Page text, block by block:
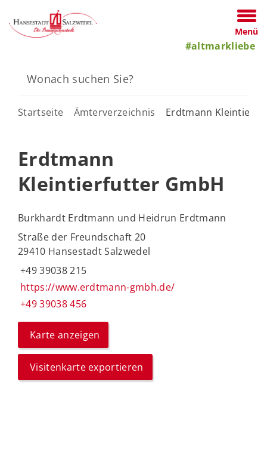
Menü
#altmarkliebe
Startseite Ämterverzeichnis Erdtmann
Erdtmann
Kleintierfutter GmbH
Burkhardt Erdtmann und Heidrun Erdtmann
Straße der Freundschaft 20
29410 Hansestadt Salzwedel
+49 39038 215
https://www.erdtmann-gmbh.de/
+49 39038 456
Karte anzeigen
Visitenkarte exportieren